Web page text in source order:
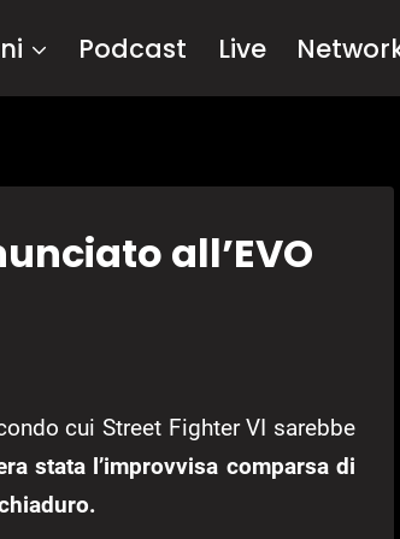
Podcast Live
all’EVO
cui Street Fighter VI sarebbe
stata l’improvvisa comparsa di